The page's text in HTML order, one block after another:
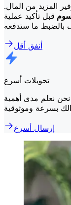
المزيد من المال.
قبل تأكيد عملية
أنفق أقل
تحويلات أسرع
نعلم مدى أهمية
إرسال أسرع